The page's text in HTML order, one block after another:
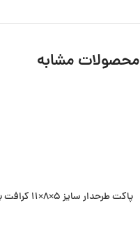
محصولات مشابه
پاکت طرحدار سایز 5×8×11 کرافت بسته 50 عددی